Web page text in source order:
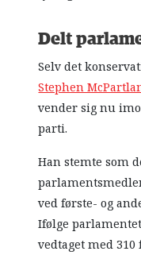
Delt
Selv det
Stephen
vender sig nu
parti.
Han stemte som
ved første- og
Ifølge
vedtaget med 310